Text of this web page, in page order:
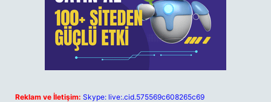
Reklam ve İletişim: Skype: live:.cid.575569c608265c69